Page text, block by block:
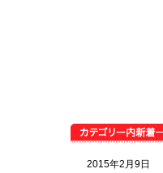
2015年2月9日